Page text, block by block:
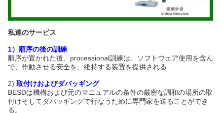
私達のサービス
1）順序の後の訓練
順序が置かれた後、processional訓練は、ソフトウェア使用を含ん
で、作動させる安全を、維持する装置を提供される
2) 取付けおよびダバッギング
BESDは機構および元のマニュアルの条件の厳密な調和の場所の取
付けそしてダバッギングで行なうために専門家を送ることができ
る。